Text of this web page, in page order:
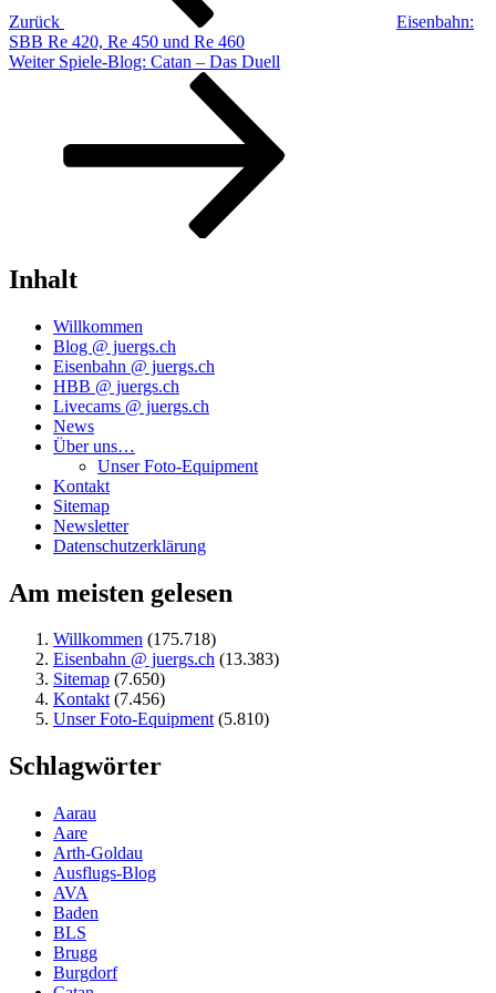
Zurück
Eisenbahn:
SBB Re 420, Re 450 und Re 460
Nächster
Weiter Spiele-Blog: Catan – Das Duell
Inhalt
Willkommen
Blog @ juergs.ch
Eisenbahn @ juergs.ch
HBB @ juergs.ch
Livecams @ juergs.ch
News
Über uns…
Unser Foto-Equipment
Kontakt
Sitemap
Newsletter
Datenschutzerklärung
Am meisten gelesen
Willkommen (175.718)
Eisenbahn @ juergs.ch (13.383)
Sitemap (7.650)
Kontakt (7.456)
Unser Foto-Equipment (5.810)
Schlagwörter
Aarau
Aare
Arth-Goldau
Ausflugs-Blog
AVA
Baden
BLS
Brugg
Burgdorf